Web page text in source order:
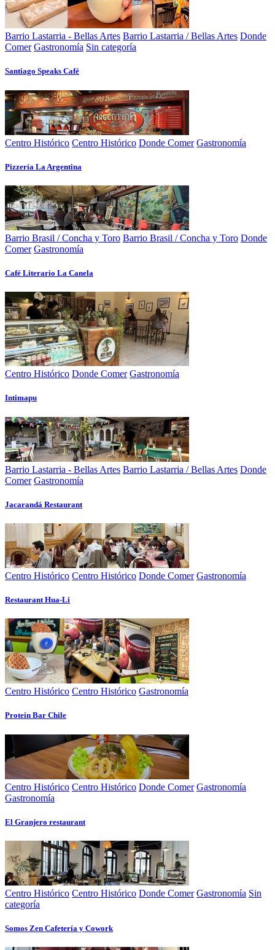
Barrio Lastarria - Bellas Artes Barrio Lastarria / Bellas Artes Donde
Comer Gastronomía Sin categoría
Santiago Speaks Café
Centro Histórico Centro Histórico Donde Comer Gastronomía
Pizzería La Argentina
Barrio Brasil / Concha y Toro Barrio Brasil / Concha y Toro Donde
Comer Gastronomía
Café Literario La Canela
Centro Histórico Donde Comer Gastronomía
Intimapu
Barrio Lastarria - Bellas Artes Barrio Lastarria / Bellas Artes Donde
Comer Gastronomía
Jacarandá Restaurant
Centro Histórico Centro Histórico Donde Comer Gastronomía
Restaurant Hua-Li
Centro Histórico Centro Histórico Gastronomía
Protein Bar Chile
Centro Histórico Centro Histórico Donde Comer Gastronomía
Gastronomía
El Granjero restaurant
Centro Histórico Centro Histórico Donde Comer Gastronomía Sin
categoría
Somos Zen Cafetería y Cowork